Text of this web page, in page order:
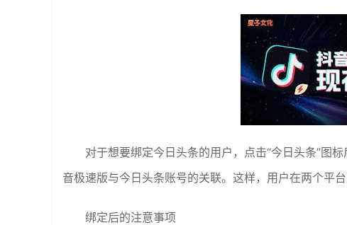
对于想要绑定今日头条的用户，点击“今日头条”图
音极速版与今日头条账号的关联。这样，用户在两个平
绑定后的注意事项